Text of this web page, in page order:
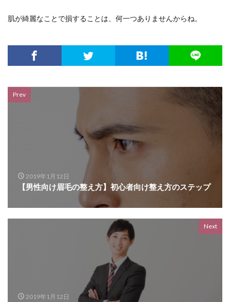
肌が綺麗なことで損することは、何一つありませんからね。
Prev
2019年1月12日
【男性向け眉毛の整え方】初心者向け整え方のステップ
Next
2019年1月12日